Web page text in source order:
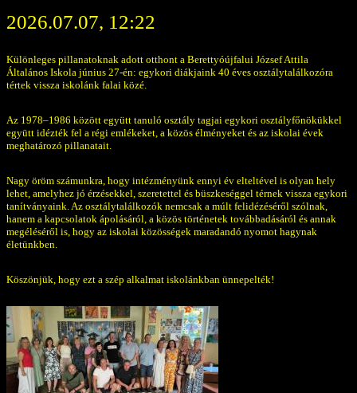
2026.07.07, 12:22
Különleges pillanatoknak adott otthont a Berettyóújfalui József Attila
Általános Iskola június 27-én: egykori diákjaink 40 éves osztálytalálkozóra
tértek vissza iskolánk falai közé.
Az 1978–1986 között együtt tanuló osztály tagjai egykori osztályfőnökükkel
együtt idézték fel a régi emlékeket, a közös élményeket és az iskolai évek
meghatározó pillanatait.
Nagy öröm számunkra, hogy intézményünk ennyi év elteltével is olyan hely
lehet, amelyhez jó érzésekkel, szeretettel és büszkeséggel térnek vissza egykori
tanítványaink. Az osztálytalálkozók nemcsak a múlt felidézéséről szólnak,
hanem a kapcsolatok ápolásáról, a közös történetek továbbadásáról és annak
megéléséről is, hogy az iskolai közösségek maradandó nyomot hagynak
életünkben.
Köszönjük, hogy ezt a szép alkalmat iskolánkban ünnepelték!